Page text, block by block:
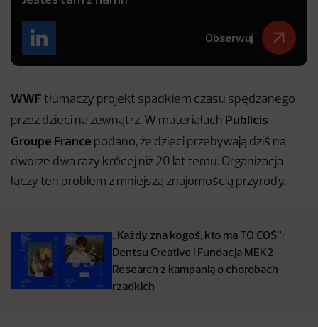
Obserwuj
WWF tłumaczy projekt spadkiem czasu spędzanego
przez dzieci na zewnątrz. W materiałach Publicis
Groupe France podano, że dzieci przebywają dziś na
dworze dwa razy krócej niż 20 lat temu. Organizacja
łączy ten problem z mniejszą znajomością przyrody.
„Każdy zna kogoś, kto ma TO COŚ”:
Dentsu Creative i Fundacja MEK2
Research z kampanią o chorobach
rzadkich